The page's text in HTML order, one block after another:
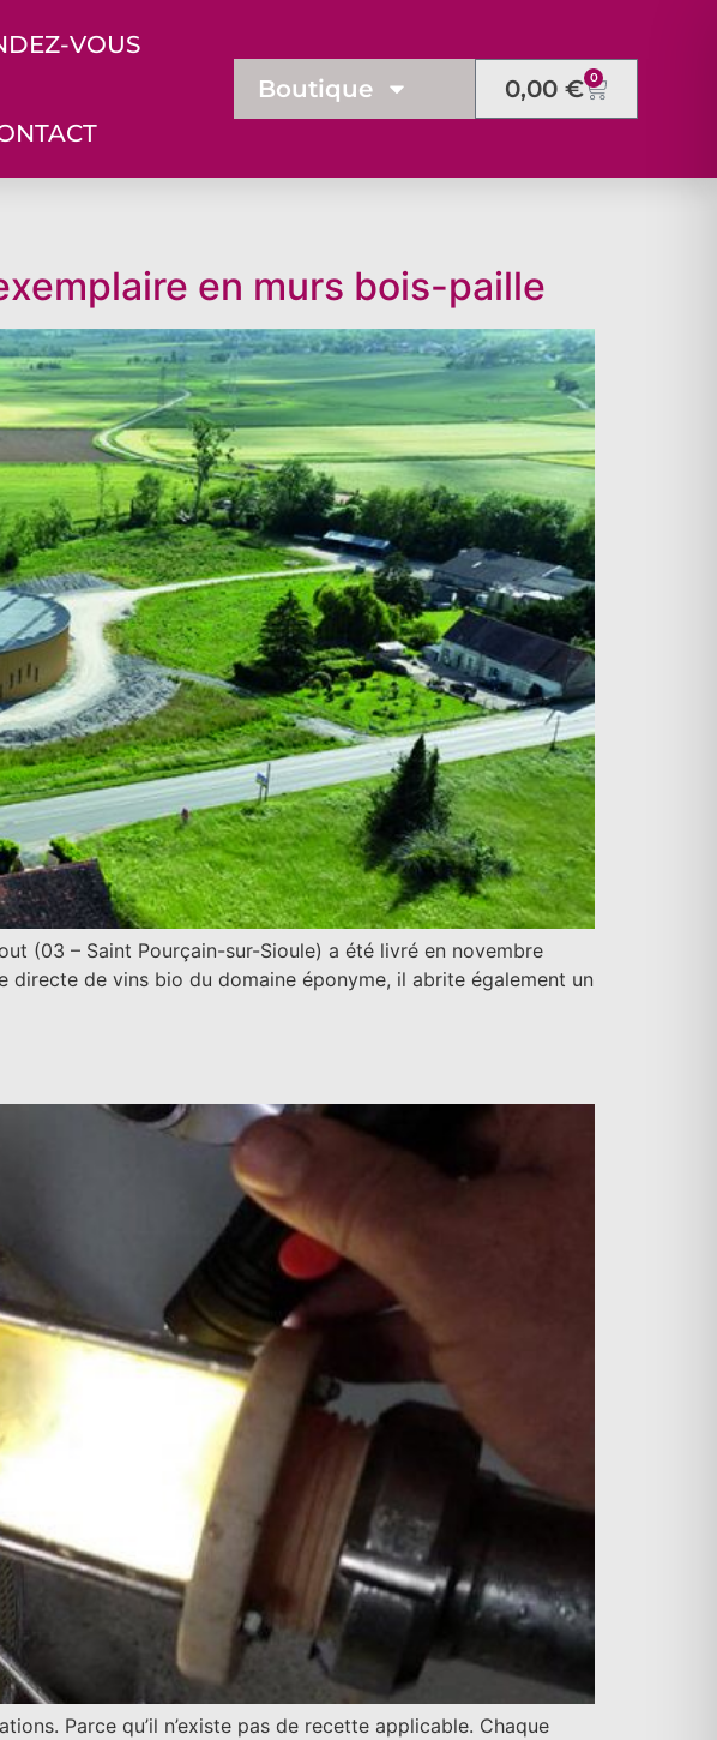
VOUS
Boutique 0,00€ 0
en murs bois-paille
(03 – Saint Pourçain-sur-Sioule) a été livré en novembre
de vins bio du domaine éponyme, il abrite également un
Parce qu’il n’existe pas de recette applicable. Chaque